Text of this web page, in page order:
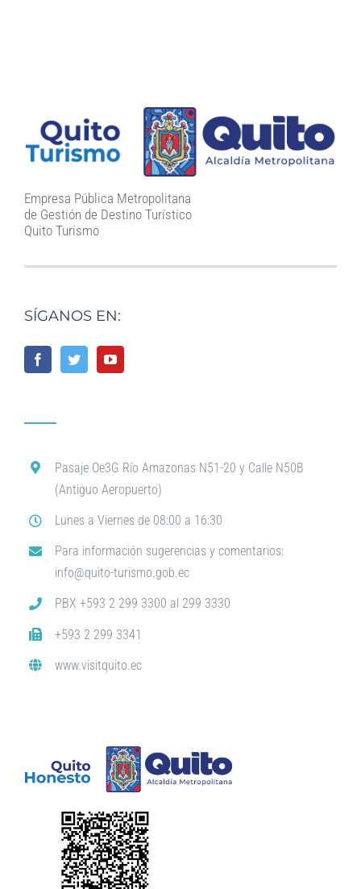
Empresa Pública Metropolitana
de Gestión de Destino Turístico
Quito Turismo
SÍGANOS EN:
Pasaje Oe3G Río Amazonas N51-20 y Calle N50B
(Antiguo Aeropuerto)
Lunes a Viernes de 08:00 a 16:30
Para información sugerencias y comentarios:
info@quito-turismo.gob.ec
PBX +593 2 299 3300 al 299 3330
+593 2 299 3341
www.visitquito.ec